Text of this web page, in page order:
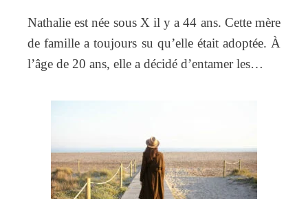
Nathalie est née sous X il y a 44 ans. Cette mère
de famille a toujours su qu’elle était adoptée. À
l’âge de 20 ans, elle a décidé d’entamer les…